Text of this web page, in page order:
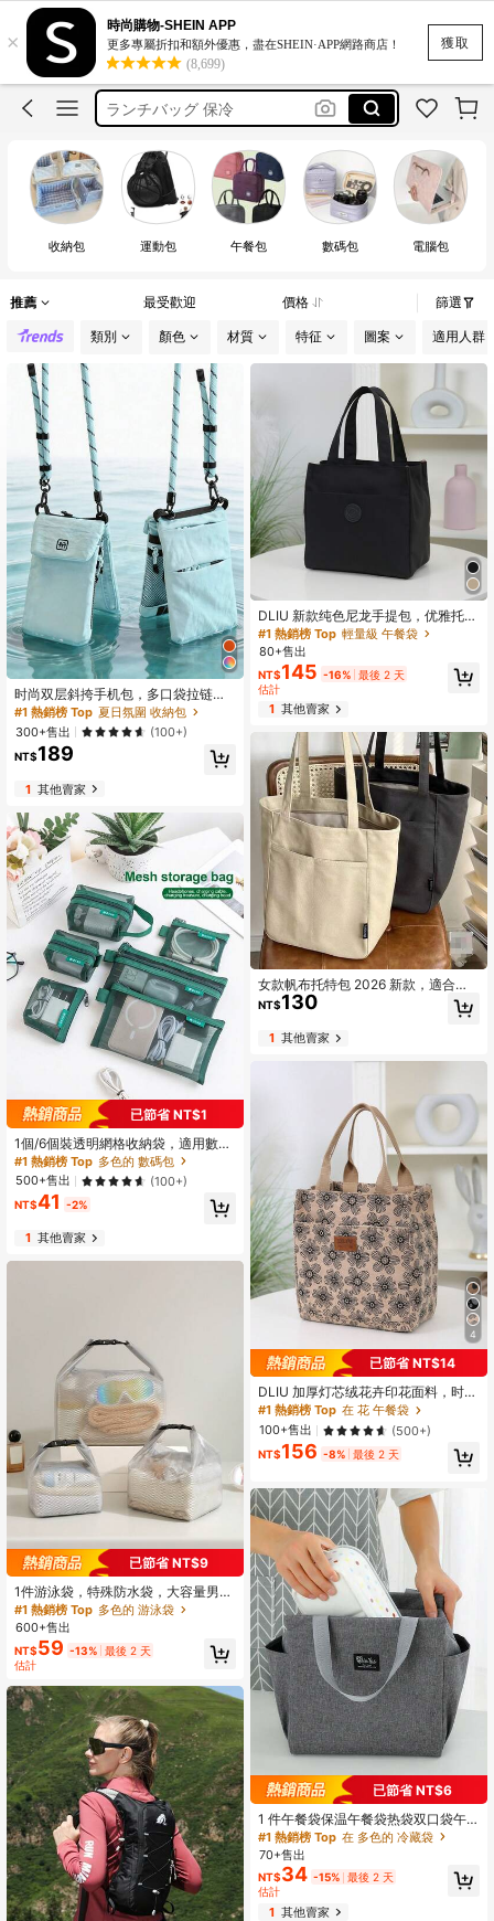
獲取
×
時尚購物-SHEIN APP
更多專屬折扣和額外優惠，盡在SHEIN·APP網路商店！
(8,699)
lonchera mujer
バック収納
ランチバッグ 保冷
under armour
收納包 運動包 午餐包 數碼包 電腦包
推薦 最受歡迎 價格 篩選
類別 顏色 材質 特征 圖案 適用人群
时尚双层斜挎手机包，多口袋拉链设
计，多功能防水旅行钱包，可收纳手
机、钥匙、硬币、身份证件和耳机；
女士手机包，通勤、外出、度假必备
的时尚单品。
#1 熱銷榜 Top 夏日氛圍 收納包
300+售出
(100+)
NT$189
1其他賣家
已節省 NT$1
1個/6個裝透明網格收納袋，適用數據
線、數位零錢卡、鑰匙、耳機、充電
頭與化妝品，線材收納整理袋
#1 熱銷榜 Top 多色的 數碼包
500+售出
(100+)
NT$41 -2%
1其他賣家
已節省 NT$9
1件游泳袋，特殊防水袋，大容量男士
海灘洗漱袋，女士泳衣袋，旅行用，
便攜，輕便，時尚
#1 熱銷榜 Top 多色的 游泳袋
600+售出
NT$59 -13% 最後 2 天
估計
DLIU 新款纯色尼龙手提包，优雅托特
包，拉链半开式时尚包，适合上学、
上班、购物、露营、日常使用，可作
午餐包、午餐盒、午餐容器，便携旅
行必备品。
#1 熱銷榜 Top 輕量級 午餐袋
80+售出
NT$145 -16% 最後 2 天
估計
1其他賣家
女款帆布托特包 2026 新款，適合大
學生攜帶書籍上課，也非常適合通勤
與休閒使用，大容量單肩包
NT$130
1其他賣家
4
已節省 NT$14
DLIU 加厚灯芯绒花卉印花面料，时
尚，简约，复古风格手提包，午餐盒
手提袋，拉链半密封，前拉链口袋，
便携式购物袋，多用途包，午餐袋，
便当盒袋，女士包，大容量，方形
包，手提包，适合户外购物，散步，
上学，工作办公室，日常旅行女性防
水袋保温午餐袋午餐盒
#1 熱銷榜 Top 在 花 午餐袋
100+售出
(500+)
NT$156 -8% 最後 2 天
已節省 NT$6
1 件午餐袋保温午餐袋热袋双口袋午
餐袋大容量学生餐加厚铝箔便携式保
温盒午餐袋午餐盒午餐盒午餐容器保
温午餐袋适用于旅行野餐户外学校工
作露营办公室女士男士学生旅行必需
品学校用品大学必需品午餐盒袋假期
女士学校包学校配件
#1 熱銷榜 Top 在 多色的 冷藏袋
70+售出
NT$34 -15% 最後 2 天
估計
1其他賣家